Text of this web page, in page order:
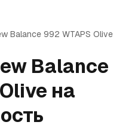
Balance 992 WTAPS Olive
Balance
на